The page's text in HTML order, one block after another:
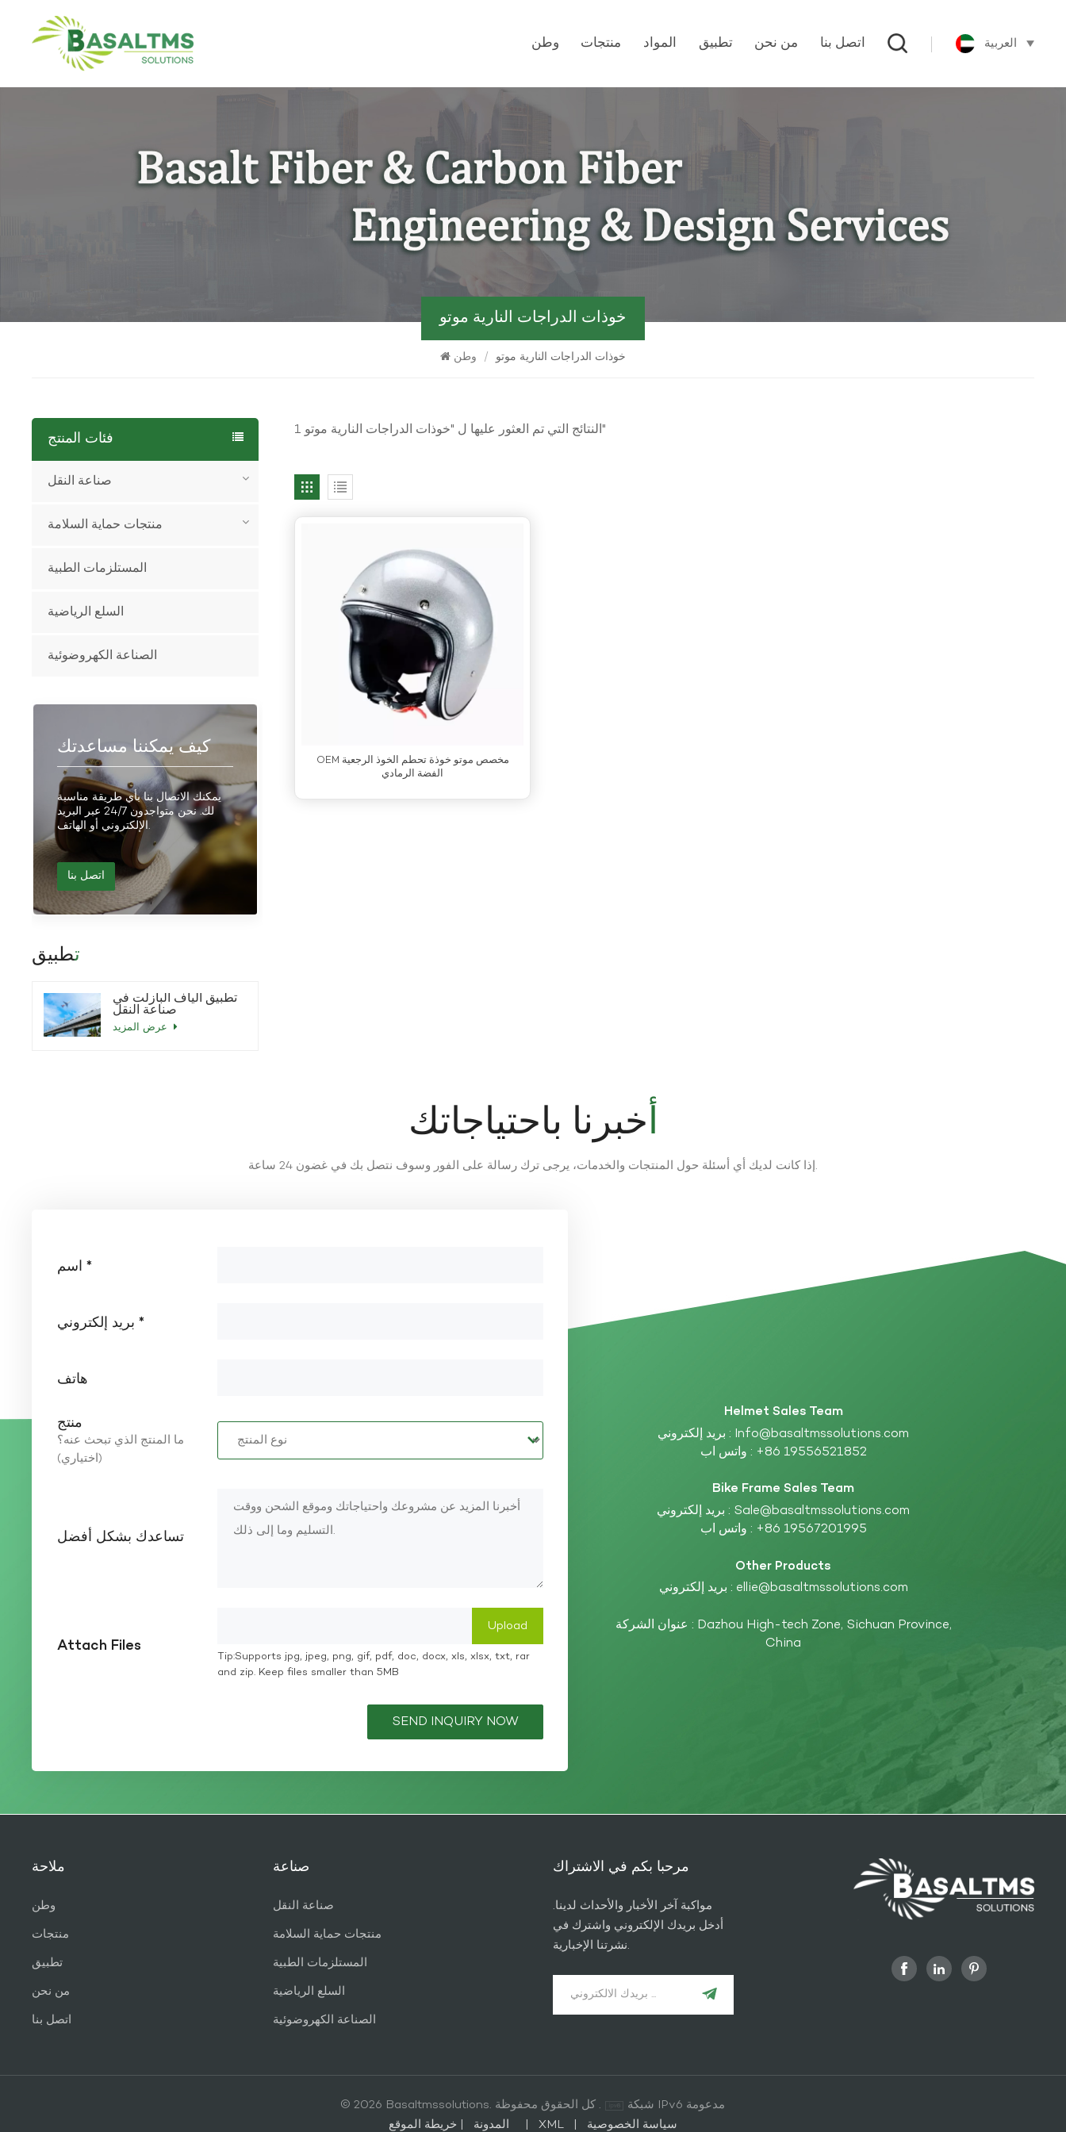
وطن منتجات المواد تطبيق من نحن اتصل بنا العربية
خوذات الدراجات النارية موتو
/ خوذات الدراجات النارية موتو
1 النتائج التي تم العثور عليها ل "خوذات الدراجات النارية موتو"
OEM مخصص موتو خوذة تحطم الخوذ الرجعية
الفضة الرمادي
فئات المنتج
صناعة النقل
منتجات حماية السلامة
المستلزمات الطبية
السلع الرياضية
الصناعة الكهروضوئية
كيف يمكننا مساعدتك
يمكنك الاتصال بنا بأي طريقة مناسبة
لك. نحن متواجدون 24/7 عبر البريد
الإلكتروني أو الهاتف.
اتصل بنا
تطبيق
تطبيق ألياف البازلت في
صناعة النقل
الصناعة الكهروضوئية
أخبرنا باحتياجاتك
إذا كانت لديك أي أسئلة حول المنتجات والخدمات، يرجى ترك رسالة على الفور وسوف نتصل بك في غضون 24 ساعة.
اسم *
بريد إلكتروني *
هاتف
منتج
ما المنتج الذي تبحث عنه؟
(اختياري)
تساعدك بشكل أفضل
Attach Files
Tip:Supports jpg, jpeg, png, gif, pdf, doc, docx, xls, xlsx, txt, rar
and zip. Keep files smaller than 5MB
SEND INQUIRY NOW
Helmet Sales Team
بريد إلكتروني : Info@basaltmssolutions.com
واتس اب : +86 19556521852
Bike Frame Sales Team
بريد إلكتروني : Sale@basaltmssolutions.com
واتس اب : +86 19567201995
Other Products
بريد إلكتروني : ellie@basaltmssolutions.com
عنوان الشركة : Dazhou High-tech Zone, Sichuan Province,
China
ملاحة
وطن
منتجات
تطبيق
من نحن
اتصل بنا
صناعة
صناعة النقل
منتجات حماية السلامة
المستلزمات الطبية
السلع الرياضية
الصناعة الكهروضوئية
مرحبا بكم في الاشتراك
مواكبة آخر الأخبار والأحداث لدينا.
أدخل بريدك الإلكتروني واشترك في
نشرتنا الإخبارية.
© 2026 Basaltmssolutions. كل الحقوق محفوظة .
شبكة IPv6 مدعومة
المدونة
XML سياسة الخصوصية